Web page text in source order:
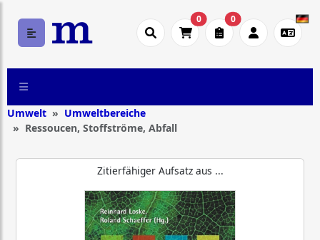
0 0
Umwelt
Umweltbereiche
Ressoucen, Stoffströme, Abfall
Zitierfähiger Aufsatz aus ...